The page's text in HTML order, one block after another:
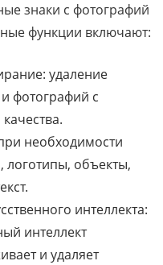
знаки с фотографий
функции включают:
удаление
фотографий с
необходимости
логотипы, объекты,
интеллекта:
интеллект
и удаляет